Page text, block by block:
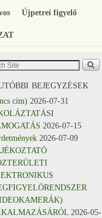
Újpetrei figyelő
bejegyzések
cím) 2026-07-31
2026-07-15
2026-07-09
2026-05-